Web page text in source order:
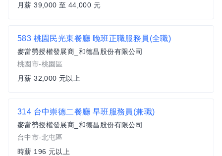
月薪 39,000 至 44,000 元
583 桃園民光東餐廳 晚班正職服務員(全職)
麥當勞授權發展商_和德昌股份有限公司
桃園市-桃園區
月薪 32,000 元以上
314 台中崇德二餐廳 早班服務員(兼職)
麥當勞授權發展商_和德昌股份有限公司
台中市-北屯區
時薪 196 元以上